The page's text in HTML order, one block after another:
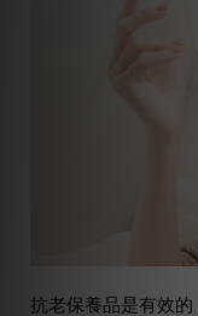
抗老保養品是有效